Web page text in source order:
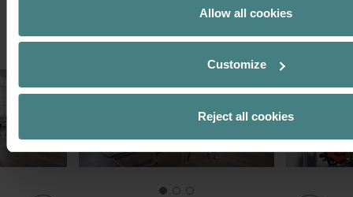
Allow all cookies
Customize
Reject all cookies